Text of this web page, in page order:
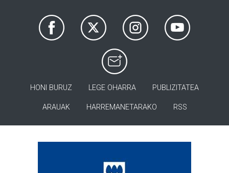
HONI BURUZ LEGE OHARRA PUBLIZITATEA
ARAUAK HARREMANETARAKO RSS